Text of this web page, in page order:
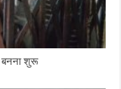
बनना शुरू